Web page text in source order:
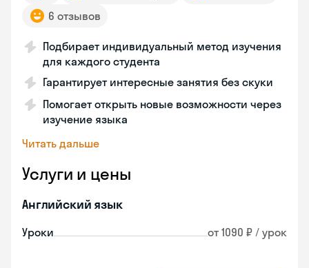
6 отзывов
Подбирает индивидуальный метод изучения
для каждого студента
Гарантирует интересные занятия без скуки
Помогает открыть новые возможности через
изучение языка
Читать дальше
Услуги и цены
Английский язык
Уроки от 1090 ₽ / урок